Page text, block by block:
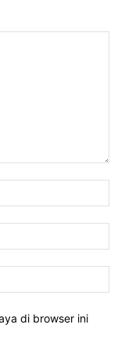
di browser ini